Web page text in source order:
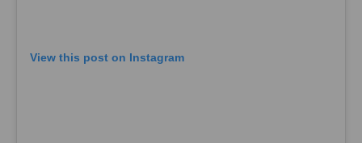
View this post on Instagram